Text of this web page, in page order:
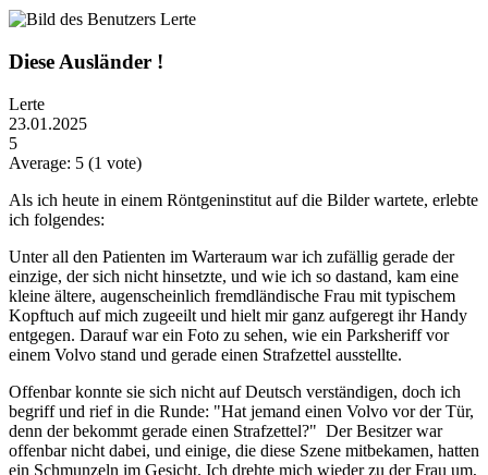
Diese Ausländer !
Lerte
23.01.2025
5
Average: 5 (1 vote)
Als ich heute in einem Röntgeninstitut auf die Bilder wartete, erlebte
ich folgendes:
Unter all den Patienten im Warteraum war ich zufällig gerade der
einzige, der sich nicht hinsetzte, und wie ich so dastand, kam eine
kleine ältere, augenscheinlich fremdländische Frau mit typischem
Kopftuch auf mich zugeeilt und hielt mir ganz aufgeregt ihr Handy
entgegen. Darauf war ein Foto zu sehen, wie ein Parksheriff vor
einem Volvo stand und gerade einen Strafzettel ausstellte.
Offenbar konnte sie sich nicht auf Deutsch verständigen, doch ich
begriff und rief in die Runde: "Hat jemand einen Volvo vor der Tür,
denn der bekommt gerade einen Strafzettel?" Der Besitzer war
offenbar nicht dabei, und einige, die diese Szene mitbekamen, hatten
ein Schmunzeln im Gesicht. Ich drehte mich wieder zu der Frau um,